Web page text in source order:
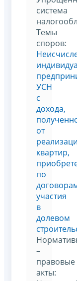
система
Темы
споров:
УСН
с
дохода,
от
квартир,
по
участия
в
долевом
–
правовые
акты: